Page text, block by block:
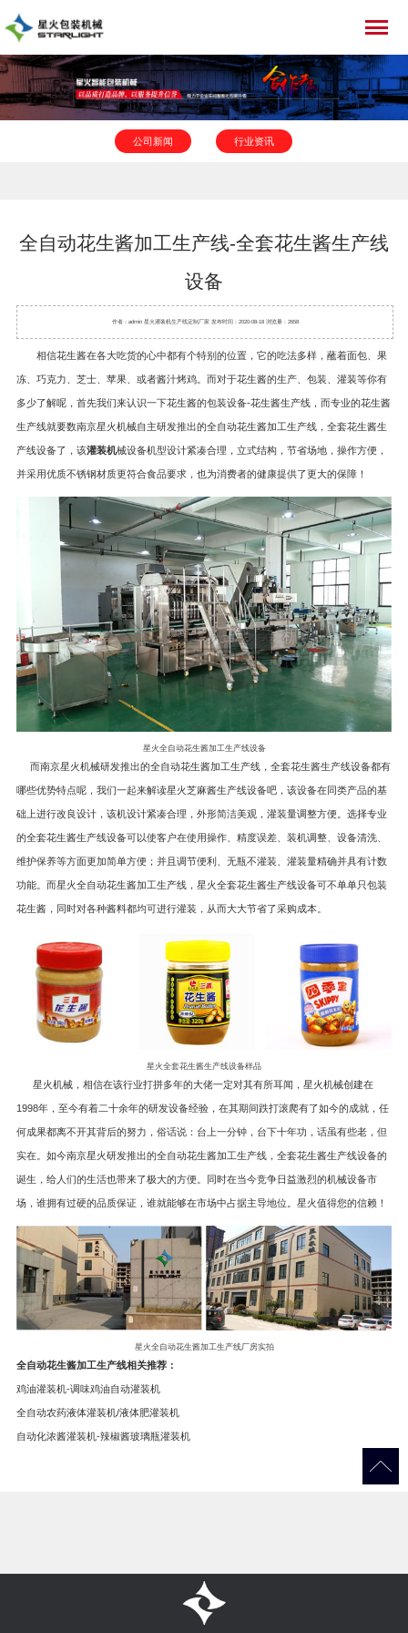
公司新闻 行业资讯
全自动花生酱加工生产线-全套花生酱生产线
设备
作者：admin 星火灌装机生产线定制厂家 发布时间：2020-08-18 浏览量：2658
相信花生酱在各大吃货的心中都有个特别的位置，它的吃法多样，蘸着面包、果
冻、巧克力、芝士、苹果、或者酱汁烤鸡。而对于花生酱的生产、包装、灌装等你有
多少了解呢，首先我们来认识一下花生酱的包装设备-花生酱生产线，而专业的花生酱
生产线就要数南京星火机械自主研发推出的全自动花生酱加工生产线，全套花生酱生
产线设备了，该灌装机械设备机型设计紧凑合理，立式结构，节省场地，操作方便，
并采用优质不锈钢材质更符合食品要求，也为消费者的健康提供了更大的保障！
星火全自动花生酱加工生产线设备
而南京星火机械研发推出的全自动花生酱加工生产线，全套花生酱生产线设备都有
哪些优势特点呢，我们一起来解读星火芝麻酱生产线设备吧，该设备在同类产品的基
础上进行改良设计，该机设计紧凑合理，外形简洁美观，灌装量调整方便。选择专业
的全套花生酱生产线设备可以使客户在使用操作、精度误差、装机调整、设备清洗、
维护保养等方面更加简单方便；并且调节便利、无瓶不灌装、灌装量精确并具有计数
功能。而星火全自动花生酱加工生产线，星火全套花生酱生产线设备可不单单只包装
花生酱，同时对各种酱料都均可进行灌装，从而大大节省了采购成本。
星火全套花生酱生产线设备样品
星火机械，相信在该行业打拼多年的大佬一定对其有所耳闻，星火机械创建在
1998年，至今有着二十余年的研发设备经验，在其期间跌打滚爬有了如今的成就，任
何成果都离不开其背后的努力，俗话说：台上一分钟，台下十年功，话虽有些老，但
实在。如今南京星火研发推出的全自动花生酱加工生产线，全套花生酱生产线设备的
诞生，给人们的生活也带来了极大的方便。同时在当今竞争日益激烈的机械设备市
场，谁拥有过硬的品质保证，谁就能够在市场中占据主导地位。星火值得您的信赖！
星火全自动花生酱加工生产线厂房实拍
全自动花生酱加工生产线相关推荐：
鸡油灌装机-调味鸡油自动灌装机
全自动农药液体灌装机/液体肥灌装机
自动化浓酱灌装机-辣椒酱玻璃瓶灌装机